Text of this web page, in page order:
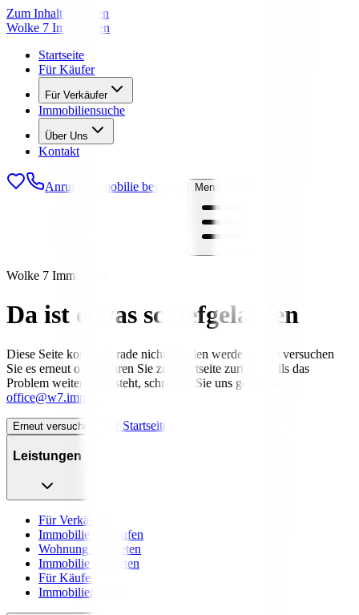
Zum Inhalt springen
Wolke 7 Immobilien
Startseite
Für Käufer
Für Verkäufer
Immobiliensuche
Über Uns
Kontakt
Anrufen Immobilie bewerten Menü öffnen
Wolke 7 Immobilien
Da ist etwas schiefgelaufen
Diese Seite konnte gerade nicht geladen werden. Bitte versuchen
Sie es erneut oder kehren Sie zur Startseite zurück. Falls das
Problem weiterhin besteht, schreiben Sie uns gerne an
office@w7.immo
Erneut versuchen Zur Startseite
Leistungen
Für Verkäufer
Immobilie verkaufen
Wohnung vermieten
Immobilie bewerten
Für Käufer
Immobiliensuche